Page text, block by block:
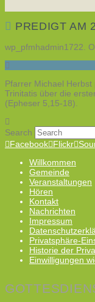
PREDIGT AM
wp_pfmhadmin1722.
Pfarrer Michael
Trinitatis über die
(Epheser 5,15-18).
Search
Facebook Flickr
Willkommen
Gemeinde
Veranstaltungen
Hören
Kontakt
Nachrichten
Impressum
Privatsphäre-
Historie der
Einwilligungen